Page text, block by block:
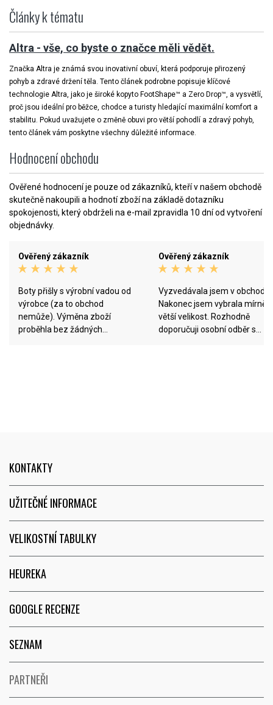
Články k tématu
Altra - vše, co byste o značce měli vědět.
Značka Altra je známá svou inovativní obuví, která podporuje přirozený
pohyb a zdravé držení těla. Tento článek podrobne popisuje klíčové
technologie Altra, jako je široké kopyto FootShape™ a Zero Drop™, a vysvětlí,
proč jsou ideální pro běžce, chodce a turisty hledající maximální komfort a
stabilitu. Pokud uvažujete o změně obuvi pro větší pohodlí a zdravý pohyb,
tento článek vám poskytne všechny důležité informace.
Hodnocení obchodu
Ověřené hodnocení je pouze od zákazníků, kteří v našem obchodě
skutečně nakoupili a hodnotí zboží na základě dotazníku
spokojenosti, který obdrželi na e-mail zpravidla 10 dní od vytvoření
objednávky.
Ověřený zákazník
Boty přišly s výrobní vadou od
výrobce (za to obchod
nemůže). Výměna zboží
proběhla bez žádných
Ověřený zákazník
Vyzvedávala jsem v obchodě.
Nakonec jsem vybrala mírně
větší velikost. Rozhodně
doporučuji osobní odběr s
KONTAKTY
UŽITEČNÉ INFORMACE
VELIKOSTNÍ TABULKY
HEUREKA
GOOGLE RECENZE
SEZNAM
PARTNEŘI